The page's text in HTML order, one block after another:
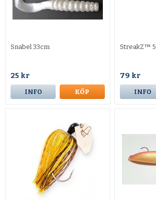
Snabel 33cm
25 kr
INFO KÖP
StreakZ™ 5
79 kr
INFO